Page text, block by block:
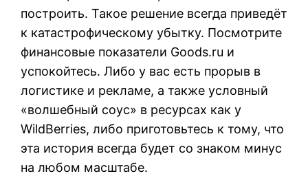
построить. Такое решение всегда приведёт
к катастрофическому убытку. Посмотрите
финансовые показатели Goods.ru и
успокойтесь. Либо у вас есть прорыв в
логистике и рекламе, а также условный
«волшебный соус» в ресурсах как у
WildBerries, либо приготовьтесь к тому, что
эта история всегда будет со знаком минус
на любом масштабе.